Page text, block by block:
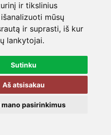
ir tikslinius
mūsų
ir suprasti, iš kur
lankytojai.
Sutinku
Aš atsisakau
mano pasirinkimus